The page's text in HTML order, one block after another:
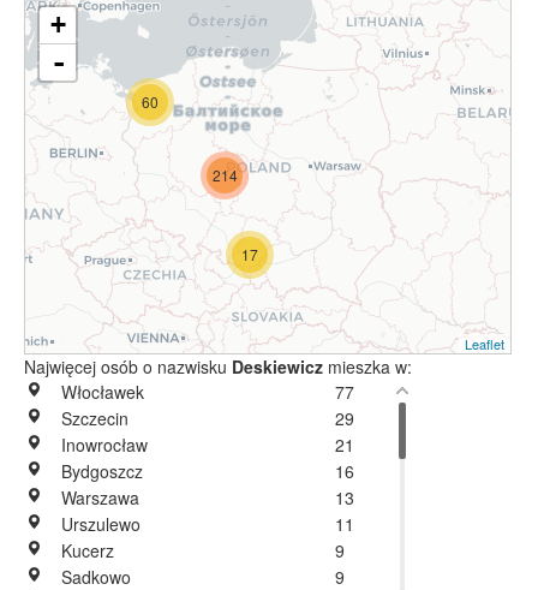
17
60
214
+
-
Leaflet
Najwięcej osób o nazwisku Deskiewicz mieszka w:
Włocławek
77
Szczecin
29
Inowrocław
21
Bydgoszcz
16
Warszawa
13
Urszulewo
11
Kucerz
9
Sadkowo
9